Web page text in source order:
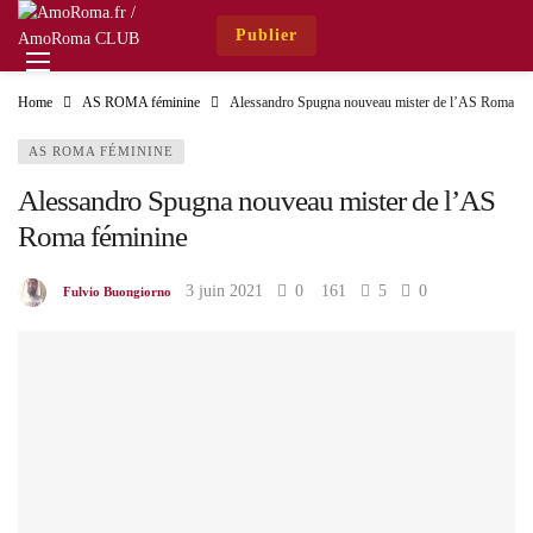
Publier
Home AS ROMA féminine Alessandro Spugna nouveau mister de l’AS Roma
AS ROMA FÉMININE
Alessandro Spugna nouveau mister de l’AS
Roma féminine
Fulvio Buongiorno 3 juin 2021 0 161 5 0